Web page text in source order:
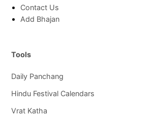
Contact Us
Add Bhajan
Tools
Daily Panchang
Hindu Festival Calendars
Vrat Katha